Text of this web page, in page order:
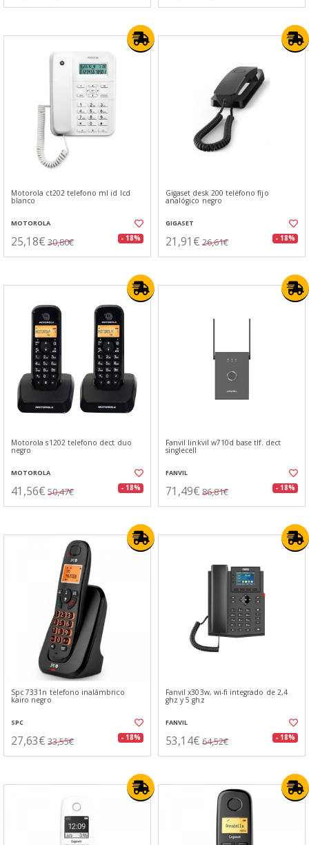
Motorola ct202 telefono ml id lcd
blanco
MOTOROLA
25,18€ 30,80€ - 18%
Gigaset desk 200 teléfono fijo
analógico negro
GIGASET
21,91€ 26,61€ - 18%
Motorola s1202 telefono dect duo
negro
MOTOROLA
41,56€ 50,47€ - 18%
Fanvil linkvil w710d base tlf. dect
singlecell
FANVIL
71,49€ 86,81€ - 18%
Spc 7331n telefono inalámbrico
kairo negro
SPC
27,63€ 33,55€ - 18%
Fanvil x303w, wi-fi integrado de 2,4
ghz y 5 ghz
FANVIL
53,14€ 64,52€ - 18%